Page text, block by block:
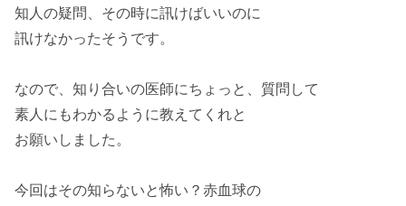
知人の疑問
、その時に訊けばいいのに
訊けなかったそうです。
なので、知り合いの医師にちょっと、質問して
素人 にもわかるように教えてくれと
お願いしました。
今回はその知らないと怖い？赤血球の